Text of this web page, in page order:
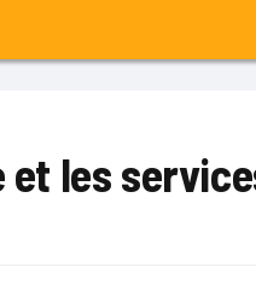
les